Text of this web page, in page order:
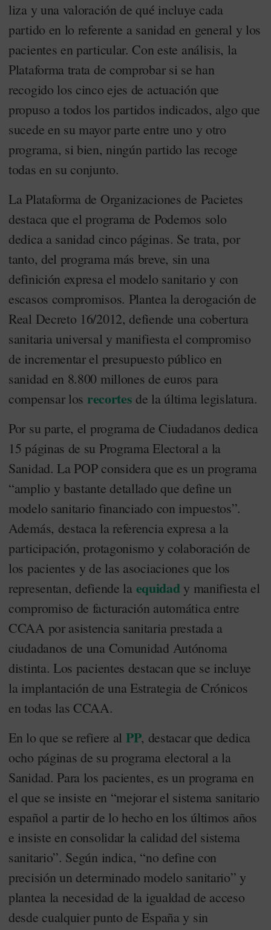
liza y una valoración de qué incluye cada
partido en lo referente a sanidad en general y los
pacientes en particular. Con este análisis, la
Plataforma trata de comprobar si se han
recogido los cinco ejes de actuación que
propuso a todos los partidos indicados, algo que
sucede en su mayor parte entre uno y otro
programa, si bien, ningún partido las recoge
todas en su conjunto.
La Plataforma de Organizaciones de Pacietes
destaca que el programa de Podemos solo
dedica a sanidad cinco páginas. Se trata, por
tanto, del programa más breve, sin una
definición expresa el modelo sanitario y con
escasos compromisos. Plantea la derogación de
Real Decreto 16/2012, defiende una cobertura
sanitaria universal y manifiesta el compromiso
de incrementar el presupuesto público en
sanidad en 8.800 millones de euros para
compensar los recortes de la última legislatura.
Por su parte, el programa de Ciudadanos dedica
15 páginas de su Programa Electoral a la
Sanidad. La POP considera que es un programa
“amplio y bastante detallado que define un
modelo sanitario financiado con impuestos”.
Además, destaca la referencia expresa a la
participación, protagonismo y colaboración de
los pacientes y de las asociaciones que los
representan, defiende la equidady manifiesta el
compromiso de facturación automática entre
CCAA por asistencia sanitaria prestada a
ciudadanos de una Comunidad Autónoma
distinta. Los pacientes destacan que se incluye
la implantación de una Estrategia de Crónicos
en todas las CCAA.
En lo que se refiere al PP, destacar que dedica
ocho páginas de su programa electoral a la
Sanidad. Para los pacientes, es un programa en
el que se insiste en “mejorar el sistema sanitario
español a partir de lo hecho en los últimos años
e insiste en consolidar la calidad del sistema
sanitario”. Según indica, “no define con
precisión un determinado modelo sanitario” y
plantea la necesidad de la igualdad de acceso
desde cualquier punto de España y sin